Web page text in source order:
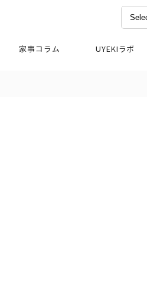
家事コラム UYEKIラボ